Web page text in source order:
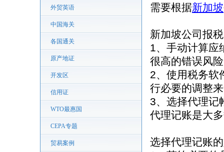
外贸英语
中国海关
各国通关
原产地证
开发区
信用证
WTO最惠国
CEPA专题
贸易案例
需要根据新加坡
新加坡公司报
1、手动计算应
很高的错误风
2、使用税务软
行必要的调整
3、选择代理记
代理记账是大
选择代理记账